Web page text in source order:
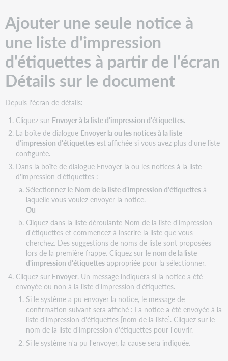
à
partir
des
résultats
de
recherche
de
NFL
une
liste
d’impression
d’étiquettes
Ajouter
des
notices
à
une
liste
d'impression
d'étiquettes
utilisant
des
codes-
barres
Voir
une
liste
d’impression
d'étiquettes
Ajouter une seule notice à
une liste d'impression
d'étiquettes à partir de l'écran
Détails sur le document
Depuis l'écran de détails:
Cliquez sur Envoyer à la liste d'impression d'étiquettes.
La boîte de dialogue Envoyer la ou les notices à la liste
d'impression d'étiquettesest affichée si vous avez plus d'une liste
configurée.
Dans la boîte de dialogue Envoyer la ou les notices à la liste
d'impression d'étiquettes :
Sélectionnez le Nom de la liste d'impression d'étiquettesà
laquelle vous voulez envoyer la notice.
Ou
Cliquez dans la liste déroulante Nom de la liste d'impression
d'étiquettes et commencez à inscrire la liste que vous
cherchez. Des suggestions de noms de liste sont proposées
lors de la première frappe. Cliquez sur le nom de la liste
d'impression d'étiquettesappropriée pour la sélectionner.
Cliquez sur Envoyer. Un message indiquera si la notice a été
envoyée ou non à la liste d'impression d'étiquettes.
Si le système a pu envoyer la notice, le message de
confirmation suivant sera affiché : La notice a été envoyée à la
liste d'impression d'étiquettes [nom de la liste]. Cliquez sur le
nom de la liste d'impression d'étiquettes pour l'ouvrir.
Si le système n'a pu l'envoyer, la cause sera indiquée.